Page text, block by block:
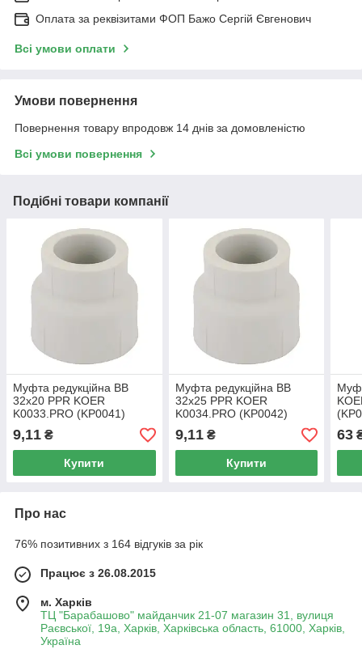
Оплата за реквізитами ФОП Бажо Сергій Євгенович
Всі умови оплати
Умови повернення
Повернення товару впродовж 14 днів за домовленістю
Всі умови повернення
Подібні товари компанії
Муфта редукційна ВВ
32x20 PPR KOER
K0033.PRO (KP0041)
9,11 ₴
Купити
Муфта редукційна ВВ
32x25 PPR KOER
K0034.PRO (KP0042)
9,11₴
Купити
63
Про нас
76% позитивних з 164 відгуків за рік
Працює з 26.08.2015
м. Харків
ТЦ "Барабашово" майданчик 21-07 магазин 31, вулиця
Раєвської, 19а, Харків, Харківська область, 61000, Харків,
Україна